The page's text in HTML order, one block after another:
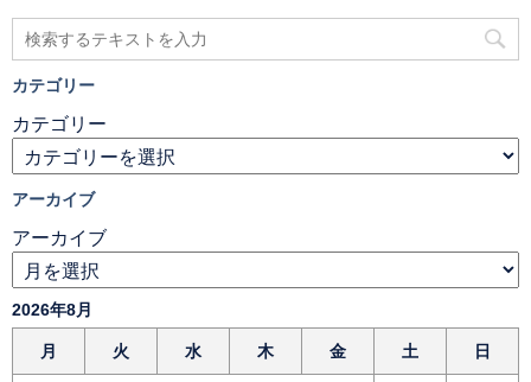
カテゴリー
カテゴリー
アーカイブ
アーカイブ
2026年8月
月 火 水 木 金 土 日